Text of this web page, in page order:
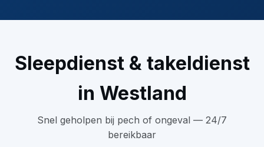
Sleepdienst & takeldienst
in Westland
Snel geholpen bij pech of ongeval — 24/7
bereikbaar